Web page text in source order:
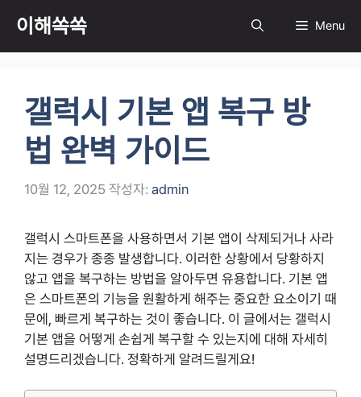
츠
이해쏙쏙 Menu
갤럭시 기본 앱 복구 방
법 완벽 가이드
10월 12, 2025 작성자: admin
갤럭시 스마트폰을 사용하면서 기본 앱이 삭제되거나 사라
지는 경우가 종종 발생합니다. 이러한 상황에서 당황하지
않고 앱을 복구하는 방법을 알아두면 유용합니다. 기본 앱
은 스마트폰의 기능을 원활하게 해주는 중요한 요소이기 때
문에, 빠르게 복구하는 것이 좋습니다. 이 글에서는 갤럭시
기본 앱을 어떻게 손쉽게 복구할 수 있는지에 대해 자세히
설명드리겠습니다. 정확하게 알려드릴게요!